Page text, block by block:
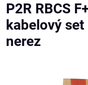
P2R RBCS
kabelový
nerez